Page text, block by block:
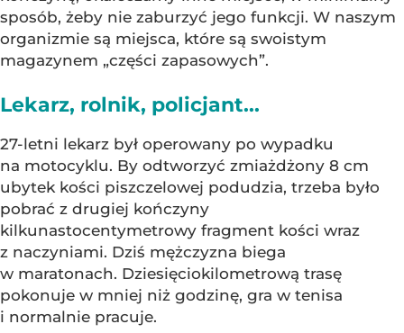
sposób, żeby nie zaburzyć jego funkcji. W naszym
organizmie są miejsca, które są swoistym
magazynem „części zapasowych”.
Lekarz, rolnik, policjant...
27-letni lekarz był operowany po wypadku
na motocyklu. By odtworzyć zmiażdżony 8 cm
ubytek kości piszczelowej podudzia, trzeba było
pobrać z drugiej kończyny
kilkunastocentymetrowy fragment kości wraz
z naczyniami. Dziś mężczyzna biega
w maratonach. Dziesięciokilometrową trasę
pokonuje w mniej niż godzinę, gra w tenisa
i normalnie pracuje.